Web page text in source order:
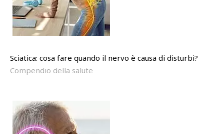
Sciatica: cosa fare quando il nervo è causa di disturbi?
Compendio della salute